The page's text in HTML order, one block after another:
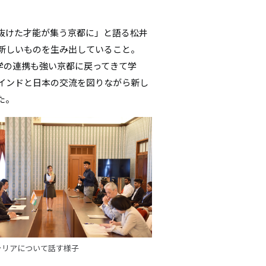
た才能が集う京都に」と語る松井
いものを生み出していること。
連携も強い京都に戻ってきて学
ンドと日本の交流を図りながら新し
アについて話す様子